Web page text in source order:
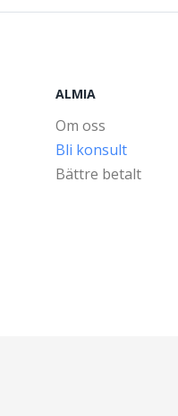
ALMIA
Om oss
Bli konsult
Bättre betalt